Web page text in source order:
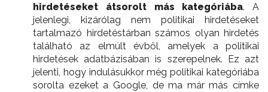
hirdetéseket átsorolt más kategóriába. A
jelenlegi, kizárólag nem politikai hirdetéseket
tartalmazó hirdetéstárban számos olyan hirdetés
található az elmúlt évből, amelyek a politikai
hirdetések adatbázisában is szerepelnek. Ez azt
jelenti, hogy indulásukkor még politikai kategóriába
sorolta ezeket a Google, de ma már más címke